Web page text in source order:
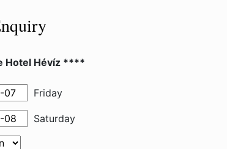
Hotel Hévíz ****
Friday
Saturday